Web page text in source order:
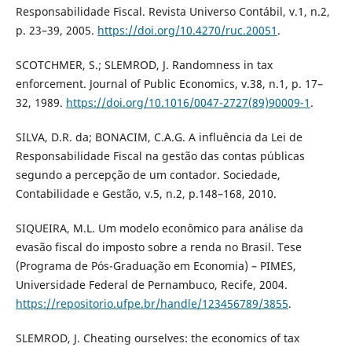
Responsabilidade Fiscal. Revista Universo Contábil, v.1, n.2,
p. 23–39, 2005. https://doi.org/10.4270/ruc.20051 .
SCOTCHMER, S.; SLEMROD, J. Randomness in tax
enforcement. Journal of Public Economics, v.38, n.1, p. 17–
32, 1989. https://doi.org/10.1016/0047-2727(89)90009-1 .
SILVA, D.R. da; BONACIM, C.A.G. A influência da Lei de
Responsabilidade Fiscal na gestão das contas públicas
segundo a percepção de um contador. Sociedade,
Contabilidade e Gestão, v.5, n.2, p.148–168, 2010.
SIQUEIRA, M.L. Um modelo econômico para análise da
evasão fiscal do imposto sobre a renda no Brasil. Tese
(Programa de Pós-Graduação em Economia) – PIMES,
Universidade Federal de Pernambuco, Recife, 2004.
https://repositorio.ufpe.br/handle/123456789/3855.
SLEMROD, J. Cheating ourselves: the economics of tax